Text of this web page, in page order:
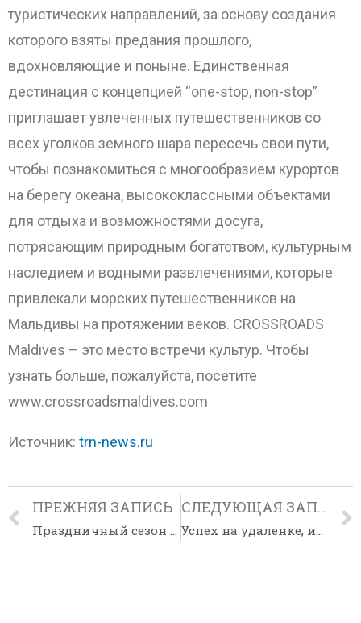
туристических направлений, за основу создания
которого взяты предания прошлого,
вдохновляющие и поныне. Единственная
дестинация с концепцией “one-stop, non-stop”
приглашает увлеченных путешественников со
всех уголков земного шара пересечь свои пути,
чтобы познакомиться с многообразием курортов
на берегу океана, высококлассными объектами
для отдыха и возможностями досуга,
потрясающим природным богатством, культурным
наследием и водными развлечениями, которые
привлекали морских путешественников на
Мальдивы на протяжении веков. CROSSROADS
Maldives – это место встречи культур. Чтобы
узнать больше, пожалуйста, посетите
www.crossroadsmaldives.com
Источник: trn-news.ru
ПРЕЖНЯЯ ЗАПИСЬ СЛЕДУЮЩАЯ ЗАПИСЬ